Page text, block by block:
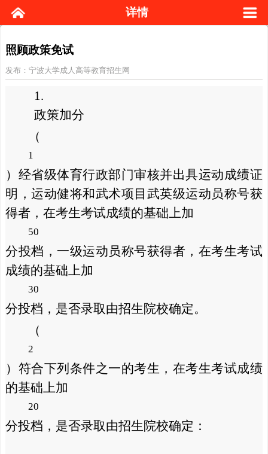
详情
照顾政策免试
发布：宁波大学成人高等教育招生网
1.
政策加分
（
1
）经省级体育行政部门审核并出具运动成绩证
明，运动健将和武术项目武英级运动员称号获
得者，在考生考试成绩的基础上加
50
分投档，一级运动员称号获得者，在考生考试
成绩的基础上加
30
分投档，是否录取由招生院校确定。
（
2
）符合下列条件之一的考生，在考生考试成绩
的基础上加
20
分投档，是否录取由招生院校确定：